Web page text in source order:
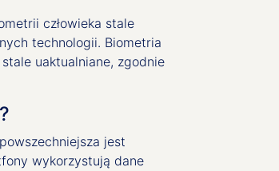
człowieka stale
technologii. Biometria
uaktualniane, zgodnie
jest
wykorzystują dane